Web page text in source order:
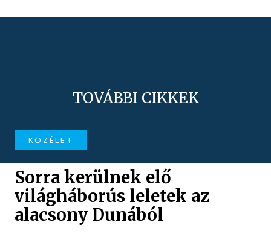
TOVÁBBI CIKKEK
KÖZÉLET
Sorra kerülnek elő
világháborús leletek az
alacsony Dunából